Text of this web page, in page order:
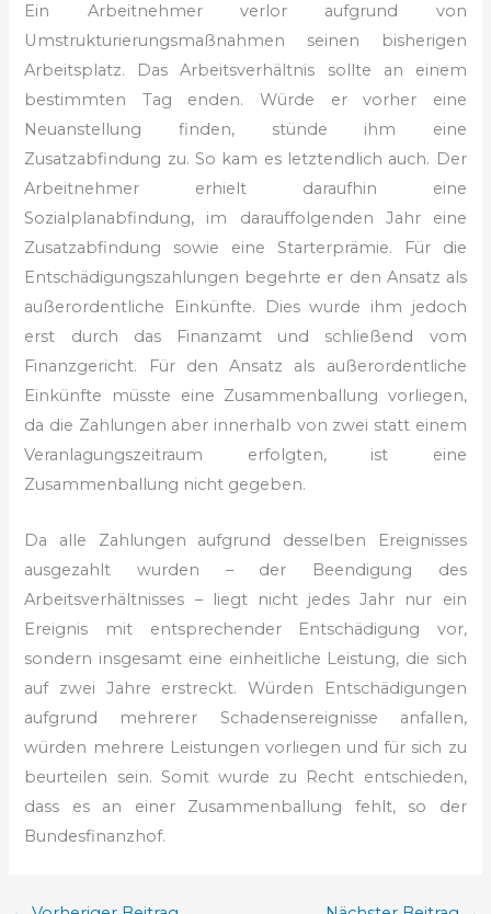
Ein Arbeitnehmer verlor aufgrund von
Umstrukturierungsmaßnahmen seinen bisherigen
Arbeitsplatz. Das Arbeitsverhältnis sollte an einem
bestimmten Tag enden. Würde er vorher eine
Neuanstellung finden, stünde ihm eine
Zusatzabfindung zu. So kam es letztendlich auch. Der
Arbeitnehmer erhielt daraufhin eine
Sozialplanabfindung, im darauffolgenden Jahr eine
Zusatzabfindung sowie eine Starterprämie. Für die
Entschädigungszahlungen begehrte er den Ansatz als
außerordentliche Einkünfte. Dies wurde ihm jedoch
erst durch das Finanzamt und schließend vom
Finanzgericht. Für den Ansatz als außerordentliche
Einkünfte müsste eine Zusammenballung vorliegen,
da die Zahlungen aber innerhalb von zwei statt einem
Veranlagungszeitraum erfolgten, ist eine
Zusammenballung nicht gegeben.
Da alle Zahlungen aufgrund desselben Ereignisses
ausgezahlt wurden – der Beendigung des
Arbeitsverhältnisses – liegt nicht jedes Jahr nur ein
Ereignis mit entsprechender Entschädigung vor,
sondern insgesamt eine einheitliche Leistung, die sich
auf zwei Jahre erstreckt. Würden Entschädigungen
aufgrund mehrerer Schadensereignisse anfallen,
würden mehrere Leistungen vorliegen und für sich zu
beurteilen sein. Somit wurde zu Recht entschieden,
dass es an einer Zusammenballung fehlt, so der
Bundesfinanzhof.